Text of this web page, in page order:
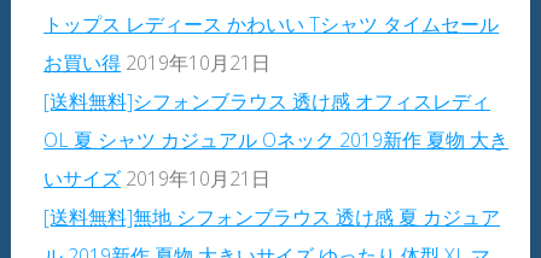
トップス レディース かわいい Tシャツ タイムセール
お買い得 2019年10月21日
[送料無料]シフォンブラウス 透け感 オフィスレディ
OL 夏 シャツ カジュアル Oネック 2019新作 夏物 大き
いサイズ 2019年10月21日
[送料無料]無地 シフォンブラウス 透け感 夏 カジュア